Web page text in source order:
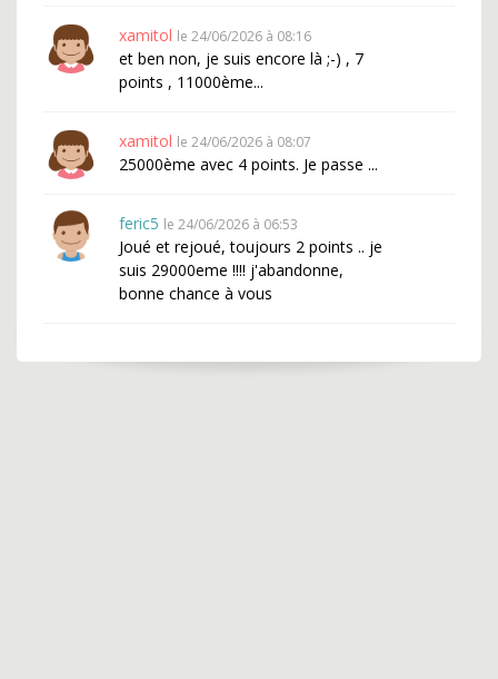
xamitol le 24/06/2026 à 08:16
et ben non, je suis encore là ;-) , 7
points , 11000ème...
xamitol le 24/06/2026 à 08:07
25000ème avec 4 points. Je passe ...
feric5 le 24/06/2026 à 06:53
Joué et rejoué, toujours 2 points .. je
suis 29000eme !!!! j'abandonne,
bonne chance à vous